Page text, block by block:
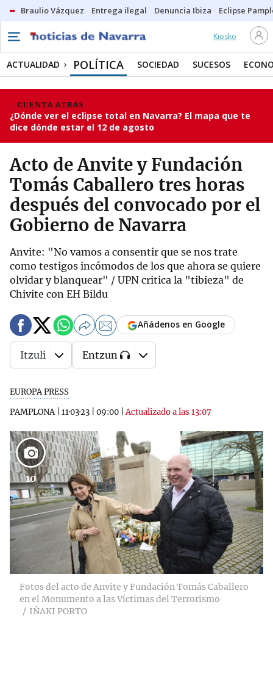
Braulio Vázquez Entrega ilegal Denuncia Ibiza Eclipse
Kiosko
ACTUALIDAD POLÍTICA SOCIEDAD SUCESOS
CUENTA ATRÁS
¿Dónde ver el eclipse total en Navarra? El mapa que te
dice dónde estar el 12 de agosto
Acto de Anvite y Fundación
Tomás Caballero tres horas
después del convocado por el
Gobierno de Navarra
Anvite: "No vamos a consentir que se nos trate
como testigos incómodos de los que ahora se quiere
olvidar y blanquear" / UPN critica la "tibieza" de
Chivite con EH Bildu
EUROPA PRESS
PAMPLONA| 11·03·23 09:00 |Actualizado a las 13:07
Añádenos en Google
Itzuli Entzun
10
Fotos del acto de Anvite y Fundación Tomás Caballero
en el Monumento a las Víctimas del Terrorismo
IÑAKI PORTO